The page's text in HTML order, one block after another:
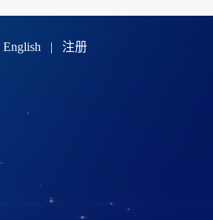
English | 注册